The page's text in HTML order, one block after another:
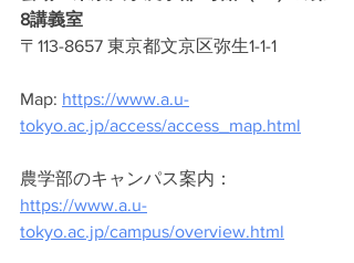
8講義室​
〒113-8657 東京都文京区弥生1-1-1
Map: https://www.a.u-
tokyo.ac.jp/access/access_map.html
農学部のキャンパス案内：
https://www.a.u-
tokyo.ac.jp/campus/overview.html